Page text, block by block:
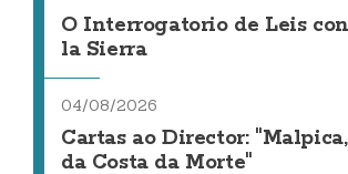
O Interrogatorio de Leis
la Sierra
04/08/2026
Cartas ao Director:
da Costa da Morte"